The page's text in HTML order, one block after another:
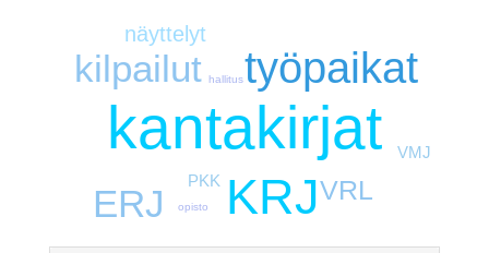
kantakirjat
KRJ
työpaikat
kilpailut
ERJ VRL
näyttelyt
PKK
VMJ
hallitus
opisto